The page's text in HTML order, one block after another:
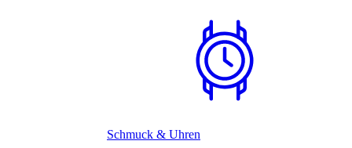
Schmuck & Uhren